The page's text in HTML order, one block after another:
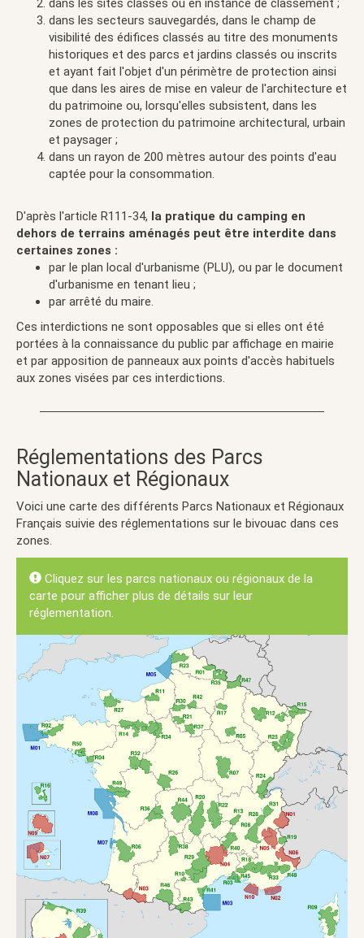
dans les secteurs sauvegardés, dans le champ de
visibilité des édifices classés au titre des monuments
historiques et des parcs et jardins classés ou inscrits
et ayant fait l'objet d'un périmètre de protection ainsi
que dans les aires de mise en valeur de l'architecture et
du patrimoine ou, lorsqu'elles subsistent, dans les
zones de protection du patrimoine architectural, urbain
et paysager ;
dans un rayon de 200 mètres autour des points d'eau
captée pour la consommation.
D'après l'article R111-34, la pratique du camping en
dehors de terrains aménagés peut être interdite dans
certaines zones :
par le plan local d'urbanisme (PLU), ou par le document
d'urbanisme en tenant lieu ;
par arrêté du maire.
Ces interdictions ne sont opposables que si elles ont été
portées à la connaissance du public par affichage en mairie
et par apposition de panneaux aux points d'accès habituels
aux zones visées par ces interdictions.
Réglementations des Parcs
Nationaux et Régionaux
Voici une carte des différents Parcs Nationaux et Régionaux
Français suivie des réglementations sur le bivouac dans ces
zones.
Cliquez sur les parcs nationaux ou régionaux de la
carte pour afficher plus de détails sur leur
réglementation.